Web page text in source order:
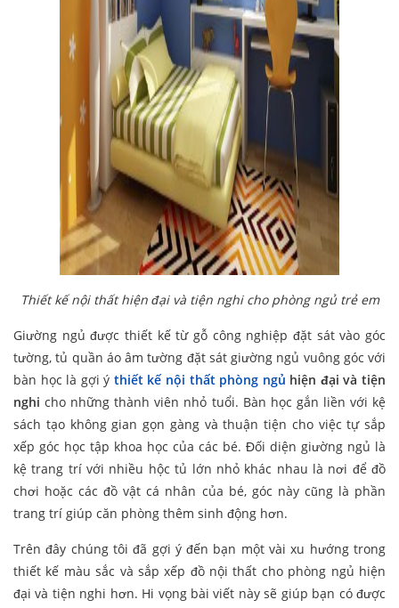
Thiết kế nội thất hiện đại và tiện nghi cho phòng ngủ trẻ em
Giường ngủ được thiết kế từ gỗ công nghiệp đặt sát vào góc
tường, tủ quần áo âm tường đặt sát giường ngủ vuông góc với
bàn học là gợi ý thiết kế nội thất phòng ngủ hiện đại và tiện
nghicho những thành viên nhỏ tuổi. Bàn học gắn liền với kệ
sách tạo không gian gọn gàng và thuận tiện cho việc tự sắp
xếp góc học tập khoa học của các bé. Đối diện giường ngủ là
kệ trang trí với nhiều hộc tủ lớn nhỏ khác nhau là nơi để đồ
chơi hoặc các đồ vật cá nhân của bé, góc này cũng là phần
trang trí giúp căn phòng thêm sinh động hơn.
Trên đây chúng tôi đã gợi ý đến bạn một vài xu hướng trong
thiết kế màu sắc và sắp xếp đồ nội thất cho phòng ngủ hiện
đại và tiện nghi hơn. Hi vọng bài viết này sẽ giúp bạn có được